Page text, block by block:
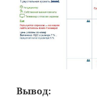
Вывод: